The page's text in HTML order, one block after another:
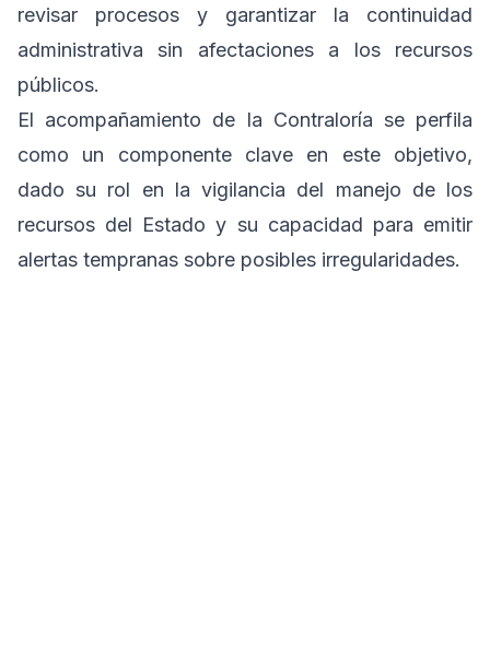
revisar procesos y garantizar la continuidad
administrativa sin afectaciones a los recursos
públicos.
El acompañamiento de la Contraloría se perfila
como un componente clave en este objetivo,
dado su rol en la vigilancia del manejo de los
recursos del Estado y su capacidad para emitir
alertas tempranas sobre posibles irregularidades.